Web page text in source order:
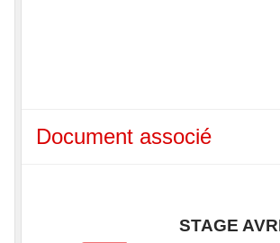
Document associé
STAGE